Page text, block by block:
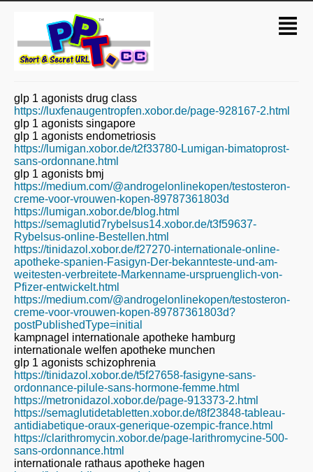
glp 1 agonists drug class
https://luxfenaugentropfen.xobor.de/page-928167-2.html
glp 1 agonists singapore
glp 1 agonists endometriosis
https://lumigan.xobor.de/t2f33780-Lumigan-bimatoprost-
sans-ordonnane.html
glp 1 agonists bmj
https://medium.com/@androgelonlinekopen/testosteron-
creme-voor-vrouwen-kopen-89787361803d
https://lumigan.xobor.de/blog.html
https://semaglutid7rybelsus14.xobor.de/t3f59637-
Rybelsus-online-Bestellen.html
https://tinidazol.xobor.de/f27270-internationale-online-
apotheke-spanien-Fasigyn-Der-bekannteste-und-am-
weitesten-verbreitete-Markenname-urspruenglich-von-
Pfizer-entwickelt.html
https://medium.com/@androgelonlinekopen/testosteron-
creme-voor-vrouwen-kopen-89787361803d?
postPublishedType=initial
kampnagel internationale apotheke hamburg
internationale welfen apotheke munchen
glp 1 agonists schizophrenia
https://tinidazol.xobor.de/t5f27658-fasigyne-sans-
ordonnance-pilule-sans-hormone-femme.html
https://metronidazol.xobor.de/page-913373-2.html
https://semaglutidetabletten.xobor.de/t8f23848-tableau-
antidiabetique-oraux-generique-ozempic-france.html
https://clarithromycin.xobor.de/page-larithromycine-500-
sans-ordonnance.html
internationale rathaus apotheke hagen